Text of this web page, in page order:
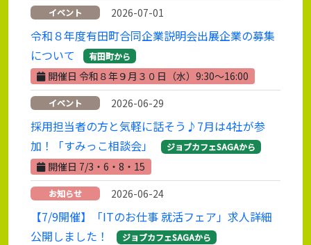
イベント 2026-07-01
令和８年度有田町合同企業説明会出展企業の募集
について
有田町から
開催日 令和８年９月３０日（水）9:30～16:00
イベント 2026-06-29
採用担当者の方と気軽に話そう♪7月は4社が参
加！「すみっこ相談会」
ジョブカフェSAGAから
開催日 7/3・6・8・15
お知らせ 2026-06-24
【7/9開催】「ITのお仕事 就活フェア」求人詳細
公開しました！
ジョブカフェSAGAから